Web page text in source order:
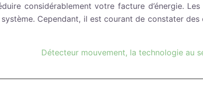
considérablement votre facture d’énergie.
Cependant, il est courant de constater
Détecteur mouvement, la technologie au